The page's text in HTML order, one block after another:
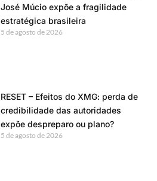
José Múcio expõe a fragilidade
estratégica brasileira
5 de agosto de 2026
RESET – Efeitos do XMG: perda de
credibilidade das autoridades
expõe despreparo ou plano?
5 de agosto de 2026